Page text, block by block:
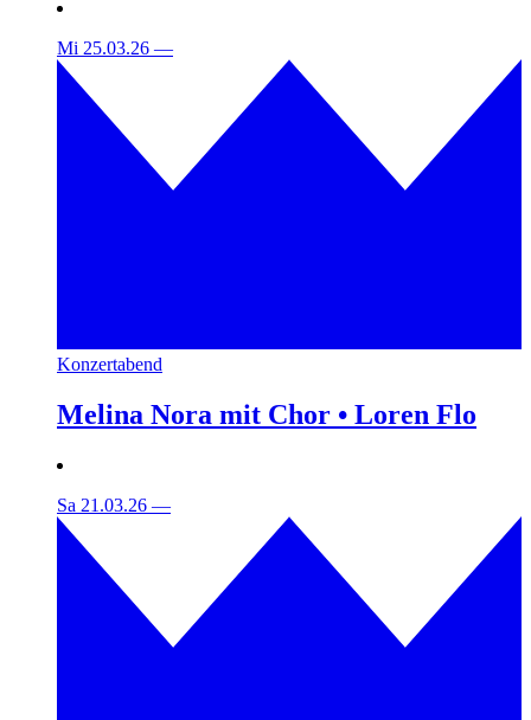
Mi 25.03.26 —
Konzertabend
Melina Nora mit Chor • Loren Flo
Sa 21.03.26 —